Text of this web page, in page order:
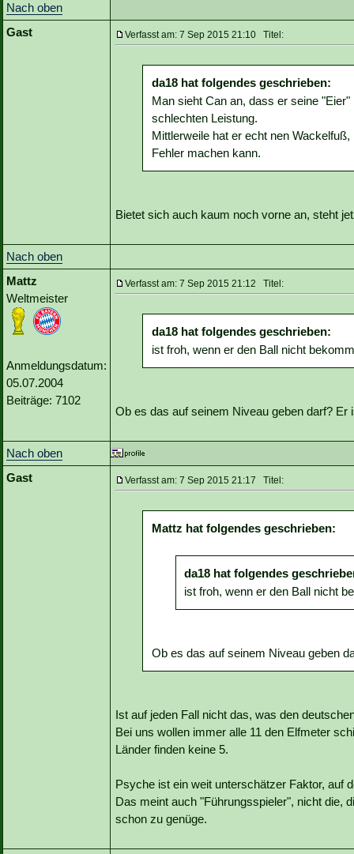
Nach oben
Gast
Verfasst am: 7 Sep 2015 21:10 Titel:
da18 hat folgendes geschrieben:
Man sieht Can an, dass er seine
schlechten Leistung.
Mittlerweile hat er echt nen
Fehler machen kann.
Bietet sich auch kaum noch vorne an, steht
Nach oben
Mattz
Weltmeister
Anmeldungsdatum:
05.07.2004
Beiträge: 7102
Verfasst am: 7 Sep 2015 21:12 Titel:
da18 hat folgendes geschrieben:
ist froh, wenn er den Ball nicht
Ob es das auf seinem Niveau geben darf?
Nach oben
Gast
Verfasst am: 7 Sep 2015 21:17 Titel:
Mattz hat folgendes geschrieben:
da18 hat folgendes
ist froh, wenn er den Ball nicht
Ob es das auf seinem Niveau geben
Ist auf jeden Fall nicht das, was den
Bei uns wollen immer alle 11 den Elfmeter
Länder finden keine 5.
Psyche ist ein weit unterschätzer Faktor, auf
Das meint auch "Führungsspieler", nicht die,
schon zu genüge.